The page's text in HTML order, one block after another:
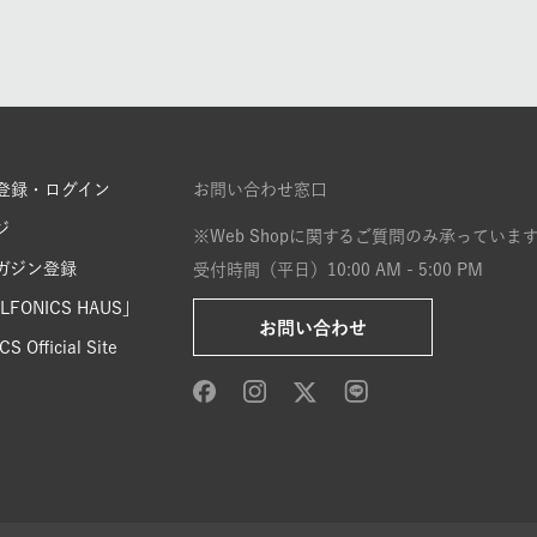
録・ログイン
ジン登録
HAUS」
Official Site
お問い合わせ窓口
※Web Shopに関するご質問のみ承っていま
受付時間（平日）10:00 AM - 5:00 PM
お問い合わせ